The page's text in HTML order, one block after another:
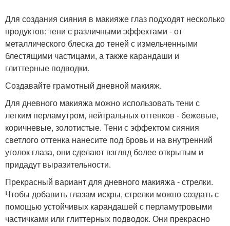
Для создания сияния в макияже глаз подходят несколько
продуктов: тени с различными эффектами - от
металлического блеска до теней с измельченными
блестящими частицами, а также карандаши и
глиттерные подводки.
Создавайте грамотный дневной макияж.
Для дневного макияжа можно использовать тени с
легким перламутром, нейтральных оттенков - бежевые,
коричневые, золотистые. Тени с эффектом сияния
светлого оттенка нанесите под бровь и на внутренний
уголок глаза, они сделают взгляд более открытым и
придадут выразительности.
Прекрасный вариант для дневного макияжа - стрелки.
Чтобы добавить глазам искры, стрелки можно создать с
помощью устойчивых карандашей с перламутровыми
частичками или глиттерных подводок. Они прекрасно